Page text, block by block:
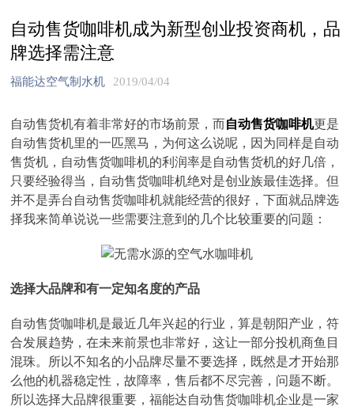
自动售货咖啡机成为新型创业投资商机，品
牌选择需注意
福能达空气制水机 2019/04/04
自动售货机有着非常好的市场前景，而自动售货咖啡机更是
自动售货机里的一匹黑马，为何这么说呢，因为同样是自动
售货机，自动售货咖啡机的利润率是自动售货机的好几倍，
只要经验得当，自动售货咖啡机绝对是创业族最佳选择。但
并不是弄台自动售货咖啡机就能经营的很好，下面就品牌选
择我来简单说说一些需要注意到的几个比较重要的问题：
选择大品牌和有一定知名度的产品
自动售货咖啡机是最近几年兴起的行业，算是朝阳产业，符
合发展趋势，在未来前景也非常好，这让一部分投机商鱼目
混珠。所以不知名的小品牌尽量不要选择，既然是才开始那
么他的机器稳定性，故障率，售后都不尽完善，问题不断。
所以选择大品牌很重要，福能达自动售货咖啡机企业是一家